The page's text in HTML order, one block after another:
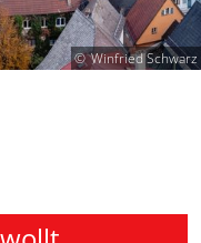
Winfried Schwarz